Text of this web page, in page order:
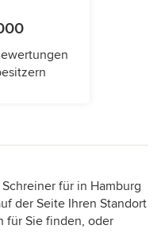
für in Hamburg
der Seite Ihren Standort
für Sie finden, oder